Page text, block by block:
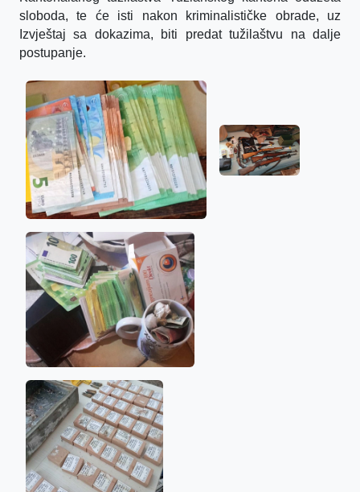
sloboda, te će isti nakon kriminalističke obrade, uz
Izvještaj sa dokazima, biti predat tužilaštvu na dalje
postupanje.